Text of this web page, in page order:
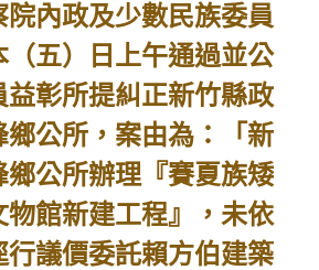
政及少數民族委員
（五）日上午通過並公
益彰所提糾正新竹縣政
鄉公所，案由為：「新
鄉公所辦理『賽夏族矮
物館新建工程』，未依
行議價委託賴方伯建築